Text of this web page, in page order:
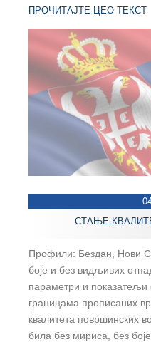
ПРОЧИТАЈТЕ ЦЕО ТЕКСТ
СТАЊЕ
Профили: Бездан, Нови
боје и без видљивих
параметри и показатељи
границама прописаних
квалитета површинских
била без мириса, без